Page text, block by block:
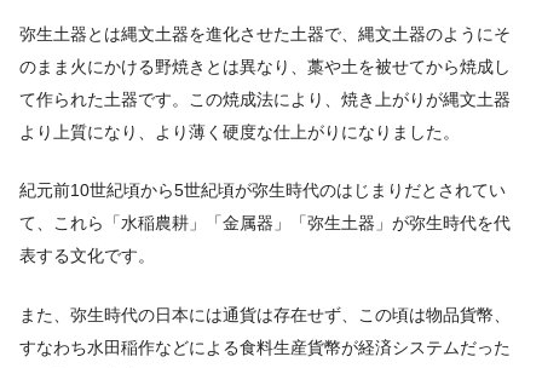
弥生土器とは縄文土器を進化させた土器で、縄文土器のようにそ
のまま火にかける野焼きとは異なり、藁や土を被せてから焼成し
て作られた土器です。この焼成法により、焼き上がりが縄文土器
より上質になり、より薄く硬度な仕上がりになりました。
紀元前10世紀頃から5世紀頃が弥生時代のはじまりだとされてい
て、これら「水稲農耕」「金属器」「弥生土器」が弥生時代を代
表する文化です。
また、弥生時代の日本には通貨は存在せず、この頃は物品貨幣、
すなわち水田稲作などによる食料生産貨幣が経済システムだった